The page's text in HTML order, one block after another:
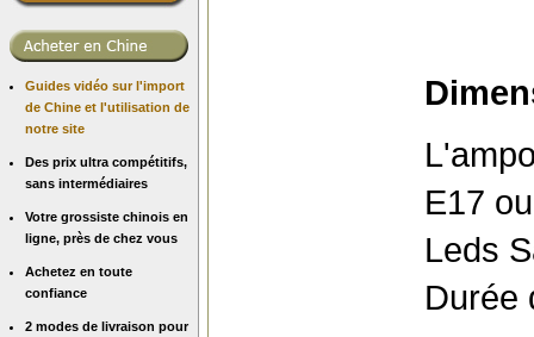
Guides vidéo sur l'import
de Chine et l'utilisation de
notre site
Des prix ultra compétitifs,
sans intermédiaires
Votre grossiste chinois en
ligne, près de chez vous
Achetez en toute
confiance
2 modes de livraison pour
E17
Leds
Durée